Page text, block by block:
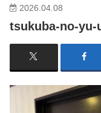
2026.04.08
tsukuba-no-